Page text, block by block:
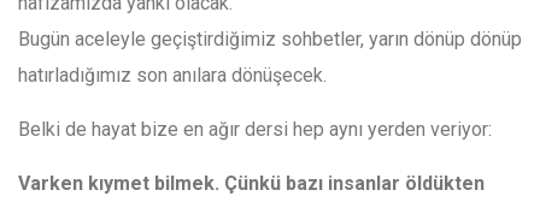
Bugün aceleyle geçiştirdiğimiz sohbetler, yarın dönüp dönüp
hatırladığımız son anılara dönüşecek.
Belki de hayat bize en ağır dersi hep aynı yerden veriyor:
Varken kıymet bilmek. Çünkü bazı insanlar öldükten